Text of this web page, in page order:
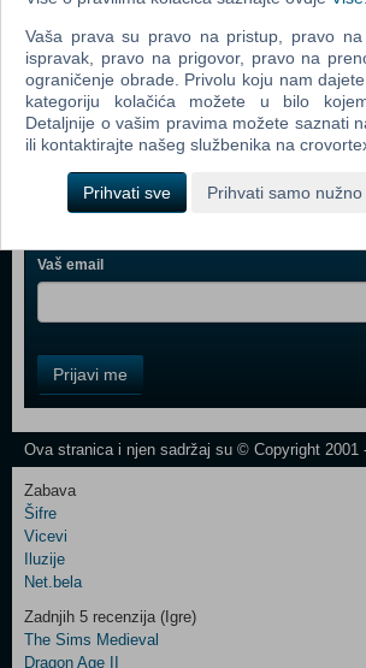
Webshop newsletter
Vaš email
Field
One
Control
Two
Newsletter
Prijavi me
Ova stranica i njen sadržaj su © Copyright 2001
Zabava
Šifre
Vicevi
Iluzije
Net.bela
Zadnjih 5 recenzija (Igre)
The Sims Medieval
Dragon Age II
Vaša prava su pravo na pristup, pravo
ispravak, pravo na prigovor, pravo na
ograničenje obrade. Privolu koju nam
kategoriju kolačića možete u bilo
Detaljnije o vašim pravima možete saznati
ili kontaktirajte našeg službenika na
Prihvati sve Prihvati samo nužno